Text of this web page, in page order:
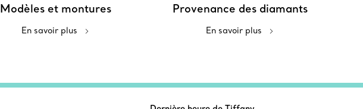
Modèles et montures
En savoir plus
Provenance des diamants
En savoir plus